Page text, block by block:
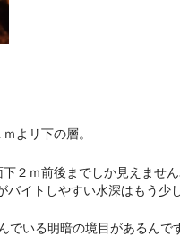
よリ下の層。
２ｍ前後までしか見えません
イトしやすい水深はもう少
でいる明暗の境目があるんで